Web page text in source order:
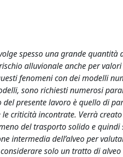
spesso una grande quantità
alluvionale anche per
fenomeni con dei modelli
sono richiesti numerosi
presente lavoro è quello di
criticità incontrate. Verrà
del trasporto solido e
intermedia dell’alveo per
solo un tratto di